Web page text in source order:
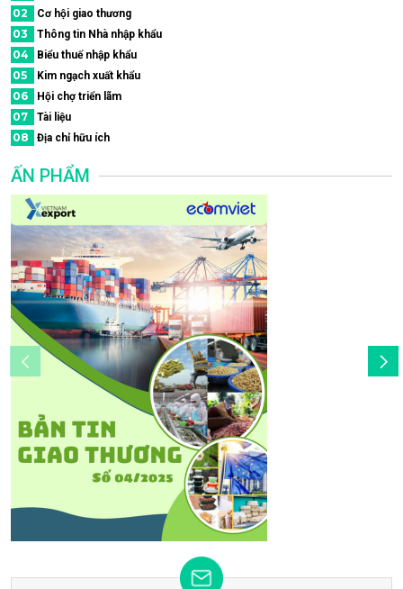
02 Cơ hội giao thương
03 Thông tin Nhà nhập khẩu
04 Biểu thuế nhập khẩu
05 Kim ngạch xuất khẩu
06 Hội chợ triển lãm
07 Tài liệu
08 Địa chỉ hữu ích
ẤN PHẨM